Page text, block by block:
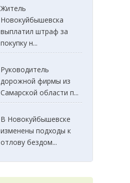
Житель
Новокуйбышевска
выплатил штраф за
покупку н...
Руководитель
дорожной фирмы из
Самарской области п...
В Новокуйбышевске
изменены подходы к
отлову бездом...